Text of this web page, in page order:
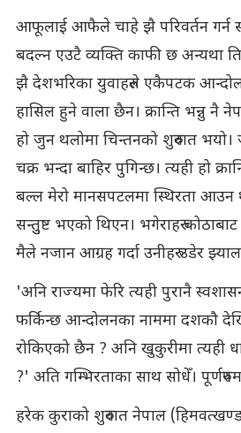
आफूलाई आफैले चाहे झै परिवर्तन गर्न
बदल्न एउटै व्यक्ति काफी छ अन्यथा
झै देशभरिका युवाहरुले एकैपटक
हासिल हुने वाला छैन। क्रान्ति भन्नु नै
हो जुन थलोमा चिन्तनको शुरुवात भयो।
चक्र भन्दा बाहिर पुगिन्छ। त्यही हो
बल्ल मेरो मानसपटलमा स्थिरता
सन्तुुष्ट भएको थिएन। भगेराहरु
मैले नजान आग्रह गर्दा उनीहरु उडेर
'अनि राज्यमा फेरि त्यही पुरानै
फर्किन्छ आन्दोलनका नाममा दशकौ
रोकिएको छैन ? अनि खुकुरीमा त्यही
?' अति गम्भिरताका साथ सोधेँ।
हरेक कुराको शुरुवात नेपाल